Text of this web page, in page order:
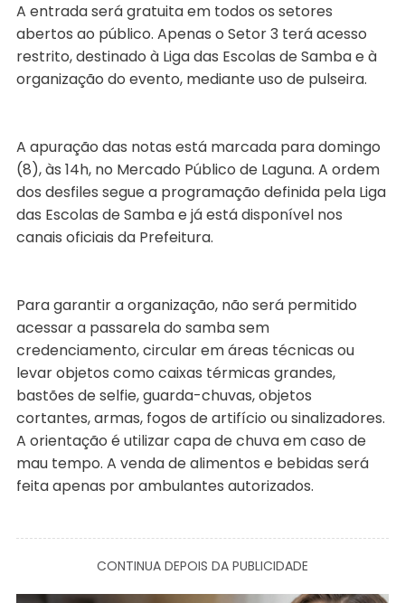
A entrada será gratuita em todos os setores
abertos ao público. Apenas o Setor 3 terá acesso
restrito, destinado à Liga das Escolas de Samba e à
organização do evento, mediante uso de pulseira.
A apuração das notas está marcada para domingo
(8), às 14h, no Mercado Público de Laguna. A ordem
dos desfiles segue a programação definida pela Liga
das Escolas de Samba e já está disponível nos
canais oficiais da Prefeitura.
Para garantir a organização, não será permitido
acessar a passarela do samba sem
credenciamento, circular em áreas técnicas ou
levar objetos como caixas térmicas grandes,
bastões de selfie, guarda-chuvas, objetos
cortantes, armas, fogos de artifício ou sinalizadores.
A orientação é utilizar capa de chuva em caso de
mau tempo. A venda de alimentos e bebidas será
feita apenas por ambulantes autorizados.
CONTINUA DEPOIS DA PUBLICIDADE